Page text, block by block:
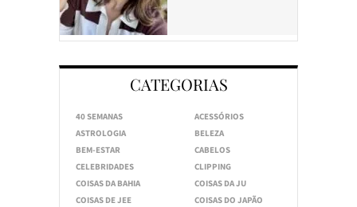
CATEGORIAS
40 SEMANAS
ACESSÓRIOS
ASTROLOGIA
BELEZA
BEM-ESTAR
CABELOS
CELEBRIDADES
CLIPPING
COISAS DA BAHIA
COISAS DA JU
COISAS DE JEE
COISAS DO JAPÃO